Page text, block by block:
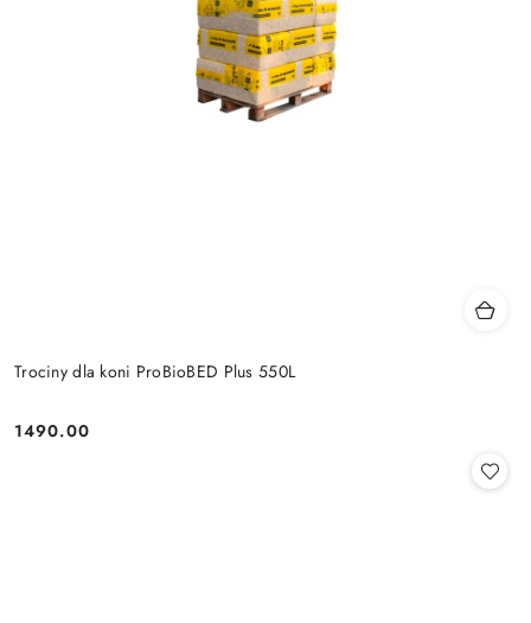
Trociny dla koni ProBioBED Plus 550L
Cena:
1490.00